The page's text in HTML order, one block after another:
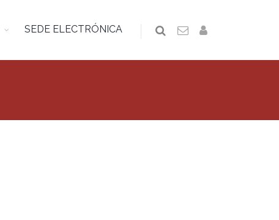
SEDE ELECTRÓNICA